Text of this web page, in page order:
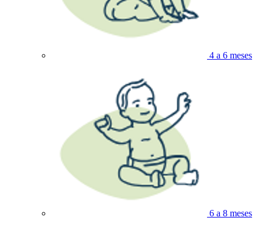
4 a 6 meses
6 a 8 meses